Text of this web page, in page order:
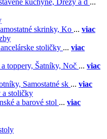
kuchyne, Drezy a d ...
skrinky, Ko ... viac
stoličky ... viac
toppery, Šatníky, Noč ... viac
Samostatné sk ... viac
a stoličky
a barové stol ... viac